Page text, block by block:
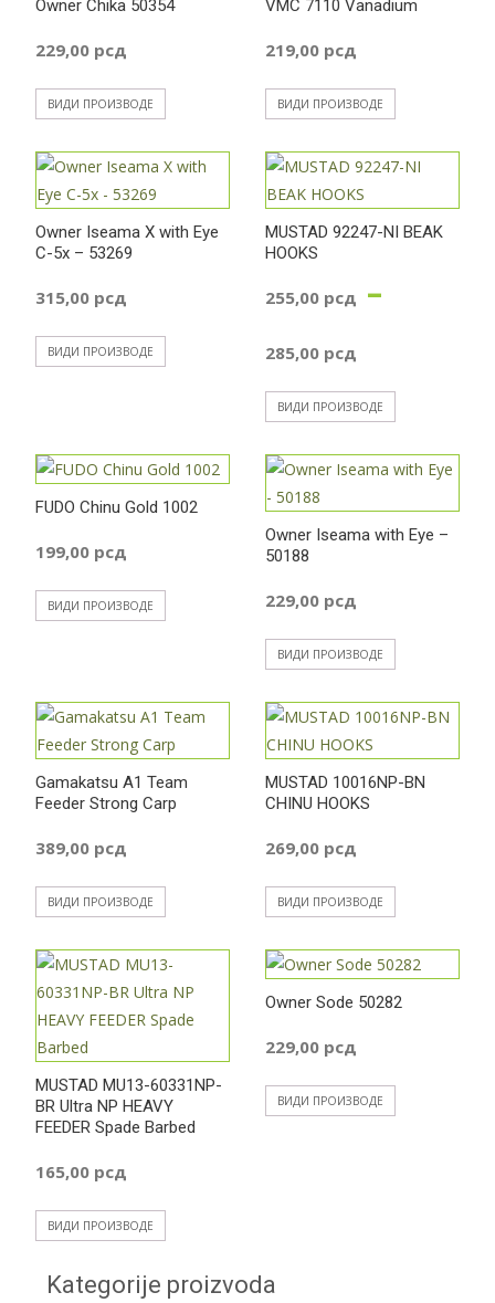
Owner Chika 50354
229,00 рсд
ВИДИ ПРОИЗВОДЕ
VMC 7110 Vanadium
219,00 рсд
ВИДИ ПРОИЗВОДЕ
Owner Iseama X with Eye
C-5x – 53269
315,00 рсд
ВИДИ ПРОИЗВОДЕ
MUSTAD 92247-NI BEAK
HOOKS
255,00 рсд –
285,00 рсд
цена:
од
255,00
ВИДИ ПРОИЗВОДЕ
FUDO Chinu Gold 1002
199,00 рсд
ВИДИ ПРОИЗВОДЕ
Owner Iseama with Eye –
50188
229,00 рсд
ВИДИ ПРОИЗВОДЕ
Gamakatsu A1 Team
Feeder Strong Carp
389,00 рсд
ВИДИ ПРОИЗВОДЕ
MUSTAD 10016NP-BN
CHINU HOOKS
269,00 рсд
ВИДИ ПРОИЗВОДЕ
MUSTAD MU13-60331NP-
BR Ultra NP HEAVY
FEEDER Spade Barbed
165,00 рсд
ВИДИ ПРОИЗВОДЕ
Owner Sode 50282
229,00 рсд
ВИДИ ПРОИЗВОДЕ
Kategorije proizvoda